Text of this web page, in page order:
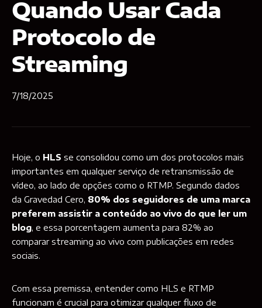
Quando Usar Cada
Protocolo de
Streaming
7/18/2025
Hoje, o HLS se consolidou como um dos protocolos mais
importantes em qualquer serviço de retransmissão de
vídeo, ao lado de opções como o RTMP. Segundo dados
da Gravedad Cero, 80% dos seguidores de uma marca
preferem assistir a conteúdo ao vivo do que ler um
blog, e essa porcentagem aumenta para 82% ao
comparar streaming ao vivo com publicações em redes
sociais.
Com essa premissa, entender como HLS e RTMP
funcionam é crucial para otimizar qualquer fluxo de